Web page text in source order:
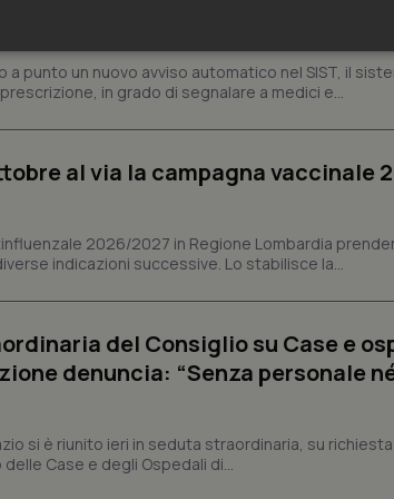
costoso
a punto un nuovo avviso automatico nel SIST, il
in grado di segnalare a medici e...
al via la campagna vaccinale
2026/2027 in Regione Lombardia
indicazioni successive. Lo stabilisce la...
del Consiglio su Case e
denuncia: “Senza personale
si è riunito ieri in seduta straordinaria, su
Case e degli Ospedali di...
Statistici
a rendere fruibile il sito web abilitandone funzionalità
del sito. Il sito web non è in grado di funzionare
Fornitore/Dominio Scadenza
Descrizione
YouTube
.youtube.com
5 mesi 4
settimane
Questo
scelte di
interazione
del visitatore
CookieScript
www.quotidianosanita.it
5 mesi 3
Questo